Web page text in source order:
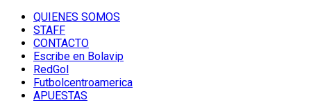
QUIENES SOMOS
STAFF
CONTACTO
Escribe en Bolavip
RedGol
Futbolcentroamerica
APUESTAS